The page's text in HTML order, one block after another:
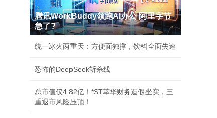
腾讯WorkBuddy领跑AI办公 阿里字节
急了?
统一冰火两重天：方便面独撑，饮料全面失速
恐怖的DeepSeek斩杀线
总市值仅4.82亿！*ST萃华财务造假坐实，三
重退市风险压顶！